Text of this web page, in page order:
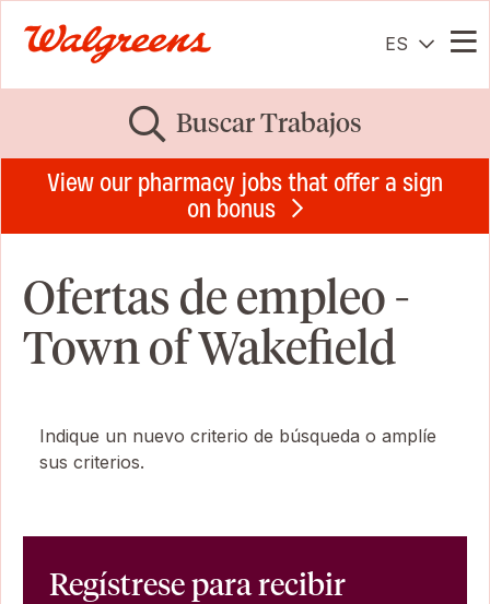
ES
Buscar Trabajos
View our pharmacy jobs that offer a sign
on bonus
Ofertas de empleo -
Town of Wakefield
Indique un nuevo criterio de búsqueda o amplíe
sus criterios.
Regístrese para recibir